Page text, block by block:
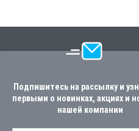
Подпишитесь на рассылку и
первыми о новинках, акциях и
нашей компании